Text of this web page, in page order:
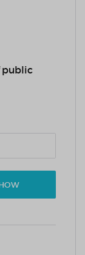
public